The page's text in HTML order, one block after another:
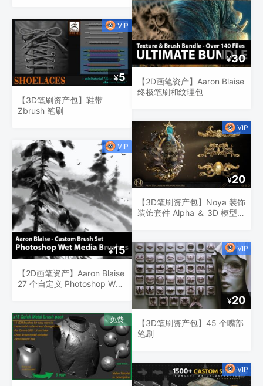
¥5
【3D笔刷资产包】鞋带
Zbrush 笔刷
¥15
【2D画笔资产】Aaron Blaise
27 个自定义 Photoshop Wet
¥30
【2D画笔资产】Aaron Blaise
终极笔刷和纹理包
¥20
【3D笔刷资产包】Noya 装饰
装饰套件 Alpha ＆ 3D 模型
¥20
【3D笔刷资产包】45 个嘴部
笔刷